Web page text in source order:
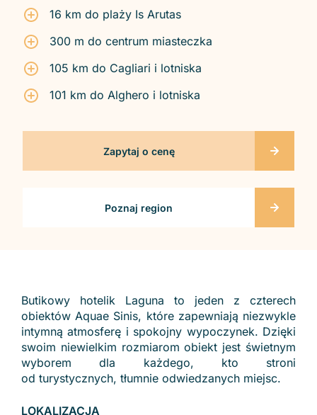
16 km do plaży Is Arutas
300 m do centrum miasteczka
105 km do Cagliari i lotniska
101 km do Alghero i lotniska
Zapytaj o cenę
Poznaj region
Butikowy hotelik Laguna to jeden z czterech
obiektów Aquae Sinis, które zapewniają niezwykle
intymną atmosferę i spokojny wypoczynek. Dzięki
swoim niewielkim rozmiarom obiekt jest świetnym
wyborem dla każdego, kto stroni
od turystycznych, tłumnie odwiedzanych miejsc.
LOKALIZACJA